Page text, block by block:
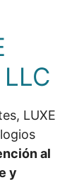
LUXE
al
y